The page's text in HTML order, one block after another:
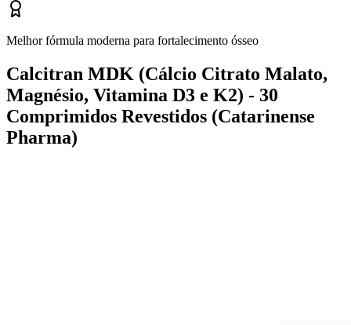
Melhor fórmula moderna para fortalecimento ósseo
Calcitran MDK (Cálcio Citrato Malato,
Magnésio, Vitamina D3 e K2) - 30
Comprimidos Revestidos (Catarinense
Pharma)